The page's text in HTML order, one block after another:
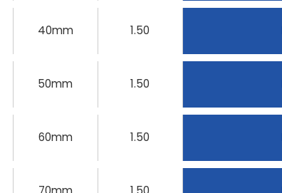
40mm 1.50
50mm 1.50
60mm 1.50